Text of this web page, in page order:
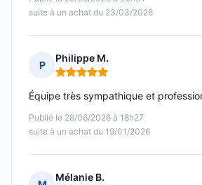
suite à un achat du 23/03/2026
P
Philippe M.
Note : 5 sur 5
Publié le 28/06/2026 à 18h27
suite à un achat du 19/01/2026
Équipe très sympathique et
Mélanie B.